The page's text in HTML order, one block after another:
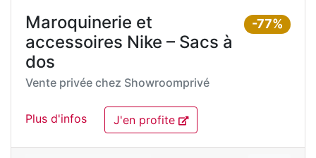
-77%
Maroquinerie et
accessoires Nike – Sacs à
dos
Vente privée chez Showroomprivé
Plus d'infos J'en profite